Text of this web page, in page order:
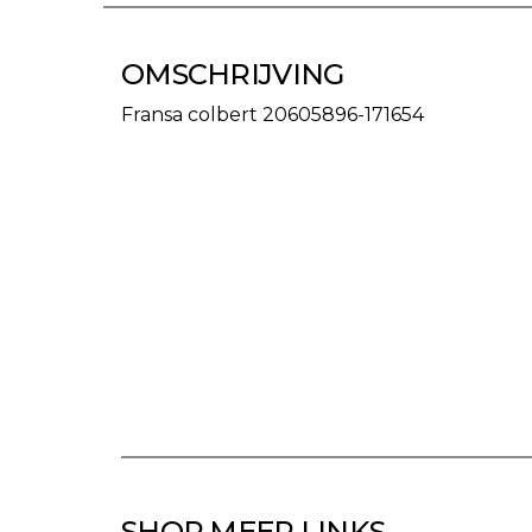
OMSCHRIJVING
Fransa colbert 20605896-171654